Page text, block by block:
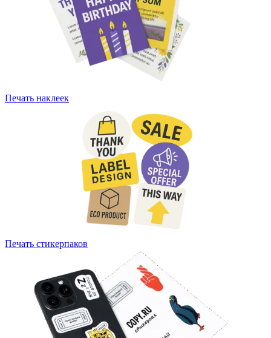
Печать наклеек
Печать стикерпаков